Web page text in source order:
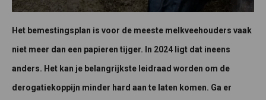
Het bemestingsplan is voor de meeste melkveehouders vaak
niet meer dan een papieren tijger. In 2024 ligt dat ineens
anders. Het kan je belangrijkste leidraad worden om de
derogatiekoppijn minder hard aan te laten komen. Ga er